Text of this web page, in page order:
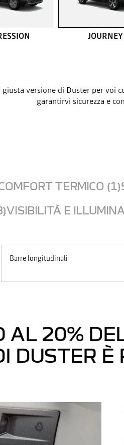
JOURNEY
versione di Duster per voi
garantirvi sicurezza e
TERMICO (1)
VISIBILITÀ E
Barre longitudinali
AL 20%
DUSTER È